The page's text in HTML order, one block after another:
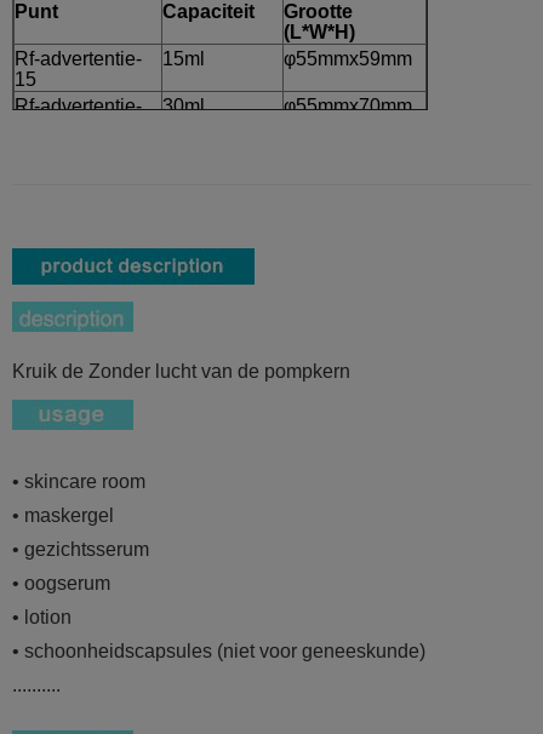
Punt Capaciteit
Grootte
(L*W*H)
Rf-advertentie-
15
15ml φ55mmx59mm
Rf-advertentie-
30ml φ55mmx70mm
Kruik de Zonder lucht van de pompkern
• skincare room
• maskergel
• gezichtsserum
• oogserum
• lotion
• schoonheidscapsules (niet voor geneeskunde)
..........